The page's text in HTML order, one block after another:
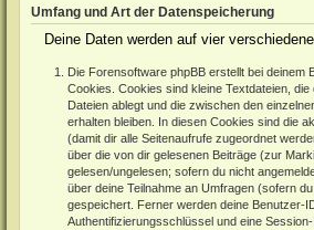
Umfang und Art der Datenspeicherung
Deine Daten werden auf vier
Die Forensoftware phpBB erstellt bei deinem
Cookies. Cookies sind kleine Textdateien,
Dateien ablegt und die zwischen den
erhalten bleiben. In diesen Cookies sind die
(damit dir alle Seitenaufrufe zugeordnet
über die von dir gelesenen Beiträge (zur
gelesen/ungelesen; sofern du nicht
über deine Teilnahme an Umfragen (sofern
gespeichert. Ferner werden deine Benutzer-
Authentifizierungsschlüssel und eine